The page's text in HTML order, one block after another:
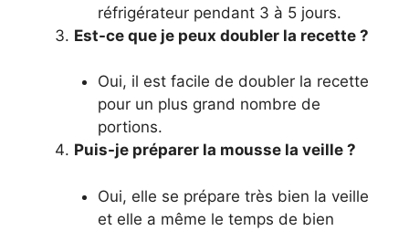
réfrigérateur pendant 3 à 5 jours.
Est-ce que je peux doubler la recette ?
Oui, il est facile de doubler la recette
pour un plus grand nombre de
portions.
Puis-je préparer la mousse la veille ?
Oui, elle se prépare très bien la veille
et elle a même le temps de bien